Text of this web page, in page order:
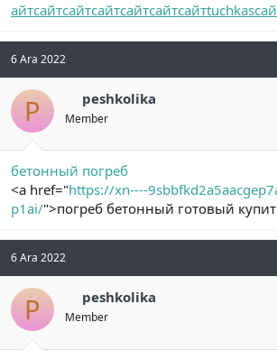
айтсайтсайтсайтсайтсайтсайтtuchkas
6 Ara 2022
P peshkolika
Member
бетонный погреб
<a href="https://xn----
p1ai/">погреб бетонный готовый
6 Ara 2022
P peshkolika
Member